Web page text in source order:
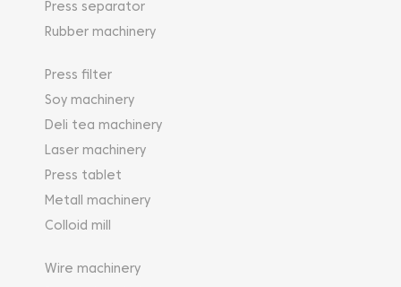
Press separator
Rubber machinery
Press filter
Soy machinery
Deli tea machinery
Laser machinery
Press tablet
Metall machinery
Colloid mill
Wire machinery